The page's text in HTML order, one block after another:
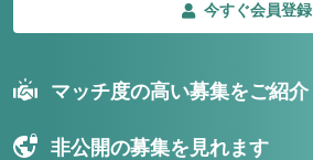
今すぐ会員登録
マッチ度の高い募集をご紹介
非公開の募集を見れます